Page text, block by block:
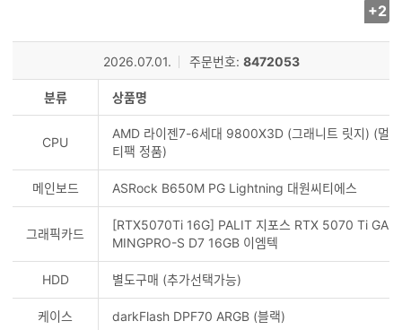
사
진/
상
록
수
+2
2026.07.01. l 주문번호: 8472053
분류 상품명
CPU
AMD 라이젠7-6세대 9800X3D (그래니트 릿지) (멀
티팩 정품)
메인보드 ASRock B650M PG Lightning 대원씨티에스
그래픽카드
[RTX5070Ti 16G] PALIT 지포스 RTX 5070 Ti GA
MINGPRO-S D7 16GB 이엠텍
HDD 별도구매 (추가선택가능)
케이스 darkFlash DPF70 ARGB (블랙)